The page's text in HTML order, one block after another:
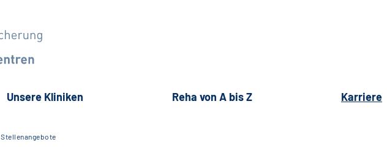
Unsere Kliniken Reha von A bis Z Karriere
Stellenangebote